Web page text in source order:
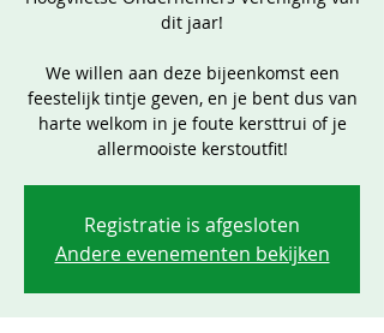
dit jaar!
We willen aan deze bijeenkomst een
feestelijk tintje geven, en je bent dus van
harte welkom in je foute kersttrui of je
allermooiste kerstoutfit!
Registratie is afgesloten
Andere evenementen bekijken